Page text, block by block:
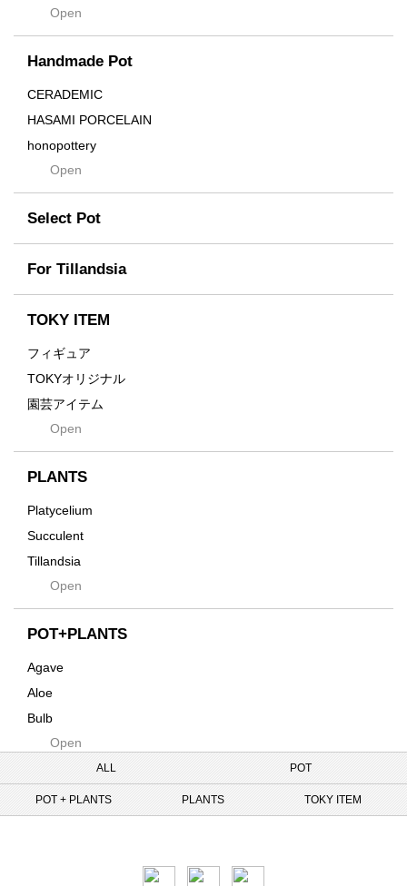
Contra
Cream
Crown
Distortion
Drop
DUNE
Flames
For
Former
Fused
Earth
emeth
Enhance
Grid
Innocence
Kodama
Native
Progress
Quartz
RAKU
Rock
Open
Handmade Pot
CERADEMIC
HASAMI PORCELAIN
honopottery
nocturne
tamanhayat
TETSUYA OZAWA
Scratch
Takehiro Ito
Yuya Iha
Open
Select Pot
For Tillandsia
TOKY ITEM
フィギュア
TOKYオリジナル
園芸アイテム
土・化粧石・活力剤
インテリア・デザイン雑貨
Tシャツ・バッグ
その他
Open
PLANTS
Platycelium
Succulent
Tillandsia
SeedsOpen
POT+PLANTS
Agave
Aloe
Bulb
Cactus
Cycas
Euphorbia
Open
ALL POT
POT + PLANTS PLANTS TOKY ITEM